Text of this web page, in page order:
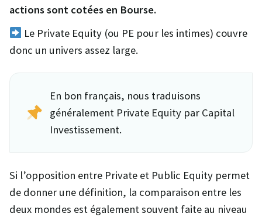
actions sont cotées en Bourse.
Le Private Equity (ou PE pour les intimes) couvre
donc un univers assez large.
En bon français, nous traduisons
généralement Private Equity par Capital
Investissement.
Si l’opposition entre Private et Public Equity permet
de donner une définition, la comparaison entre les
deux mondes est également souvent faite au niveau